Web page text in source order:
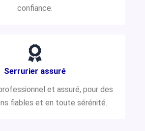
confiance.
Serrurier assuré
et assuré, pour des
fiables et en toute sérénité.